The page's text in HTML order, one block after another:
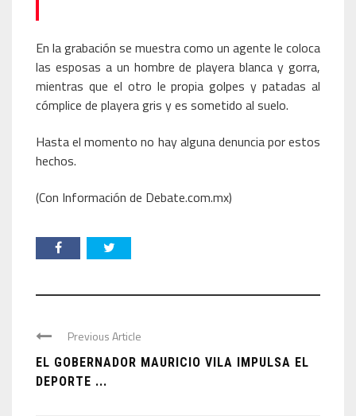
En la grabación se muestra como un agente le coloca
las esposas a un hombre de playera blanca y gorra,
mientras que el otro le propia golpes y patadas al
cómplice de playera gris y es sometido al suelo.
Hasta el momento no hay alguna denuncia por estos
hechos.
(Con Información de Debate.com.mx)
Previous Article
EL GOBERNADOR MAURICIO VILA IMPULSA EL
DEPORTE ...